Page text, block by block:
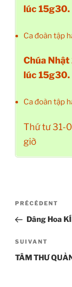
lúc 15g30.
Ca đoàn tập
Chúa
lúc 15g30.
Ca đoàn tập
Thứ tư 31-
giờ
Navigation
l’article
Article
précédent
PRÉCÉDENT
Dâng Hoa
Article
suivant
SUIVANT
TÂM THƯ